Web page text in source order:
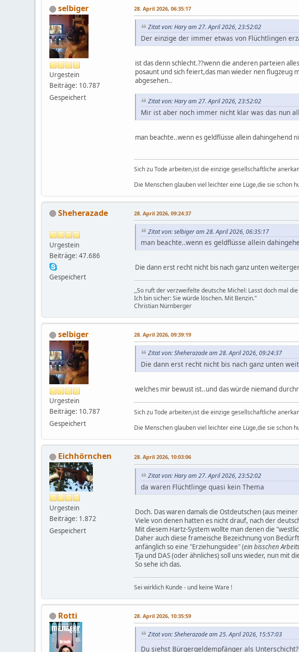
selbiger
Urgestein
Beiträge: 10.787
Gespeichert
28. April 2026, 06:35:17
Zitat von: Hary am 27. April 2026, 23:52:02
Der einzige der immer etwas von Flüchtlingen
ist das denn schlecht.??wenn die anderen parteien
posaunt und sich feiert,das man wieder nen
abgesehen..
Zitat von: Hary am 27. April 2026, 23:52:02
Mir ist aber noch immer nicht klar was das nun
man beachte..wenn es geldflüsse allein
Sich zu Tode arbeiten,ist die einzige gesellschaftliche
Die Menschen glauben viel leichter eine Lüge,die sie schon
Sheherazade
Urgestein
Beiträge: 47.686
Gespeichert
28. April 2026, 09:24:37
Zitat von: selbiger am 28. April 2026, 06:35:17
man beachte..wenn es geldflüsse allein
Die dann erst recht nicht bis nach ganz unten
,,So ruft der verzweifelte deutsche Michel: Lasst doch mal
Ich bin sicher: Sie würde löschen. Mit Benzin."
Christian Nürnberger
selbiger
Urgestein
Beiträge: 10.787
Gespeichert
28. April 2026, 09:39:19
Zitat von: Sheherazade am 28. April 2026, 09:24:37
Die dann erst recht nicht bis nach ganz unten
welches mir bewust ist..und das würde niemand
Sich zu Tode arbeiten,ist die einzige gesellschaftliche
Die Menschen glauben viel leichter eine Lüge,die sie schon
Eichhörnchen
Urgestein
Beiträge: 1.872
Gespeichert
28. April 2026, 10:03:06
Zitat von: Hary am 27. April 2026, 23:52:02
da waren Flüchtlinge quasi kein Thema
Doch. Das waren damals die Ostdeutschen (aus meiner
Viele von denen hatten es nicht drauf, nach der
Mit diesem Hartz-System wollte man denen die
Daher auch diese frameische Bezeichnung von
anfänglich so eine "Erziehungsidee" (ein bisschen
Tja und DAS (oder ähnliches) soll uns wieder, nun
So sehe ich das.
Sei wirklich Kunde - und keine Ware !
Rotti 28. April 2026, 10:35:59
Zitat von: Sheherazade am 25. April 2026, 15:57:03
Du siehst Bürgergeldempfänger als Unterschicht?